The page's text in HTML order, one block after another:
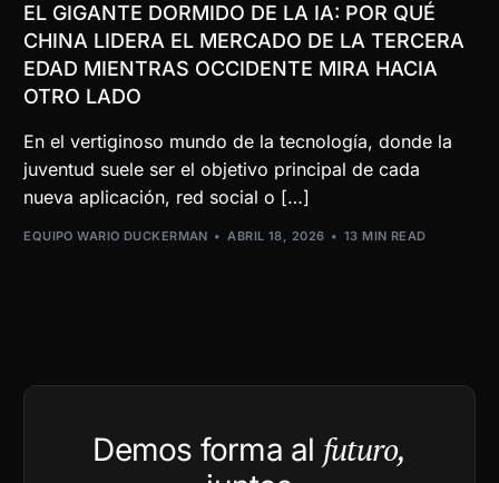
EL GIGANTE DORMIDO DE LA IA: POR QUÉ
CHINA LIDERA EL MERCADO DE LA TERCERA
EDAD MIENTRAS OCCIDENTE MIRA HACIA
OTRO LADO
En el vertiginoso mundo de la tecnología, donde la
juventud suele ser el objetivo principal de cada
nueva aplicación, red social o […]
EQUIPO WARIO DUCKERMAN ABRIL 18, 2026 13 MIN READ
Demos forma al futuro,